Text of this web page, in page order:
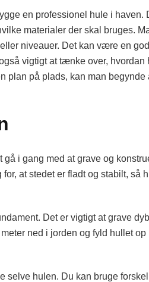
en professionel hule i haven.
materialer der skal bruges.
niveauer. Det kan være en
vigtigt at tænke over,
plan på plads, kan man
i gang med at grave og
at stedet er fladt og stabilt, så
Det er vigtigt at grave
ned i jorden og fyld hullet
selve hulen. Du kan bruge